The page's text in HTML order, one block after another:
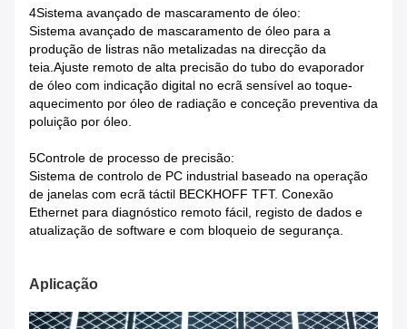
4Sistema avançado de mascaramento de óleo:
Sistema avançado de mascaramento de óleo para a
produção de listras não metalizadas na direcção da
teia.Ajuste remoto de alta precisão do tubo do evaporador
de óleo com indicação digital no ecrã sensível ao toque-
aquecimento por óleo de radiação e conceção preventiva da
poluição por óleo.
5Controle de processo de precisão:
Sistema de controlo de PC industrial baseado na operação
de janelas com ecrã táctil BECKHOFF TFT. Conexão
Ethernet para diagnóstico remoto fácil, registo de dados e
atualização de software e com bloqueio de segurança.
Aplicação